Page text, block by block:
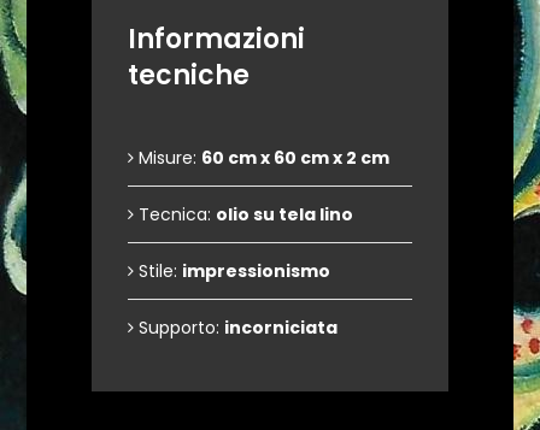
Informazioni
tecniche
Misure: 60 cm x 60 cm x 2 cm
Tecnica: olio su tela lino
Stile: impressionismo
Supporto: incorniciata